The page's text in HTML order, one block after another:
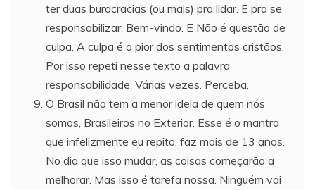
ter duas burocracias (ou mais) pra lidar. E pra se
responsabilizar. Bem-vindo. E Não é questão de
culpa. A culpa é o pior dos sentimentos cristãos.
Por isso repeti nesse texto a palavra
responsabilidade. Várias vezes. Perceba.
O Brasil não tem a menor ideia de quem nós
somos, Brasileiros no Exterior. Esse é o mantra
que infelizmente eu repito, faz mais de 13 anos.
No dia que isso mudar, as coisas começarão a
melhorar. Mas isso é tarefa nossa. Ninguém vai